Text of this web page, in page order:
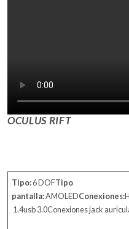
OCULUS RIFT
Tipo:6 DOFTipo
pantalla:AMOLEDConexiones:
1.4usb 3.0Conexiones jack